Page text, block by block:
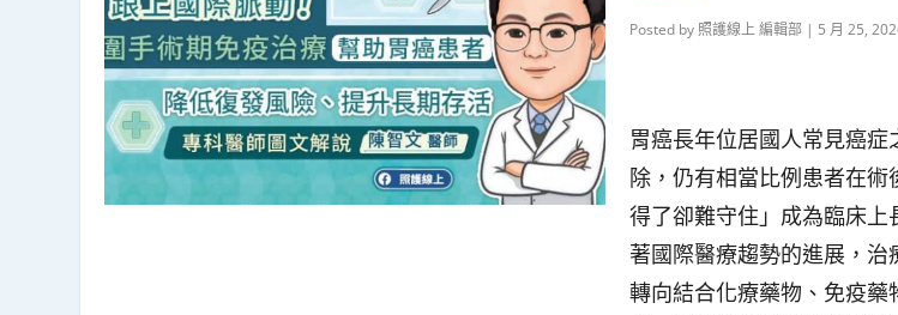
Posted by 照護線上 編輯部| 5 月 25,
胃癌長年位居國人常見癌
除，仍有相當比例患者在
得了卻難守住」成為臨床
著國際醫療趨勢的進展，治
轉向結合化療藥物、免疫